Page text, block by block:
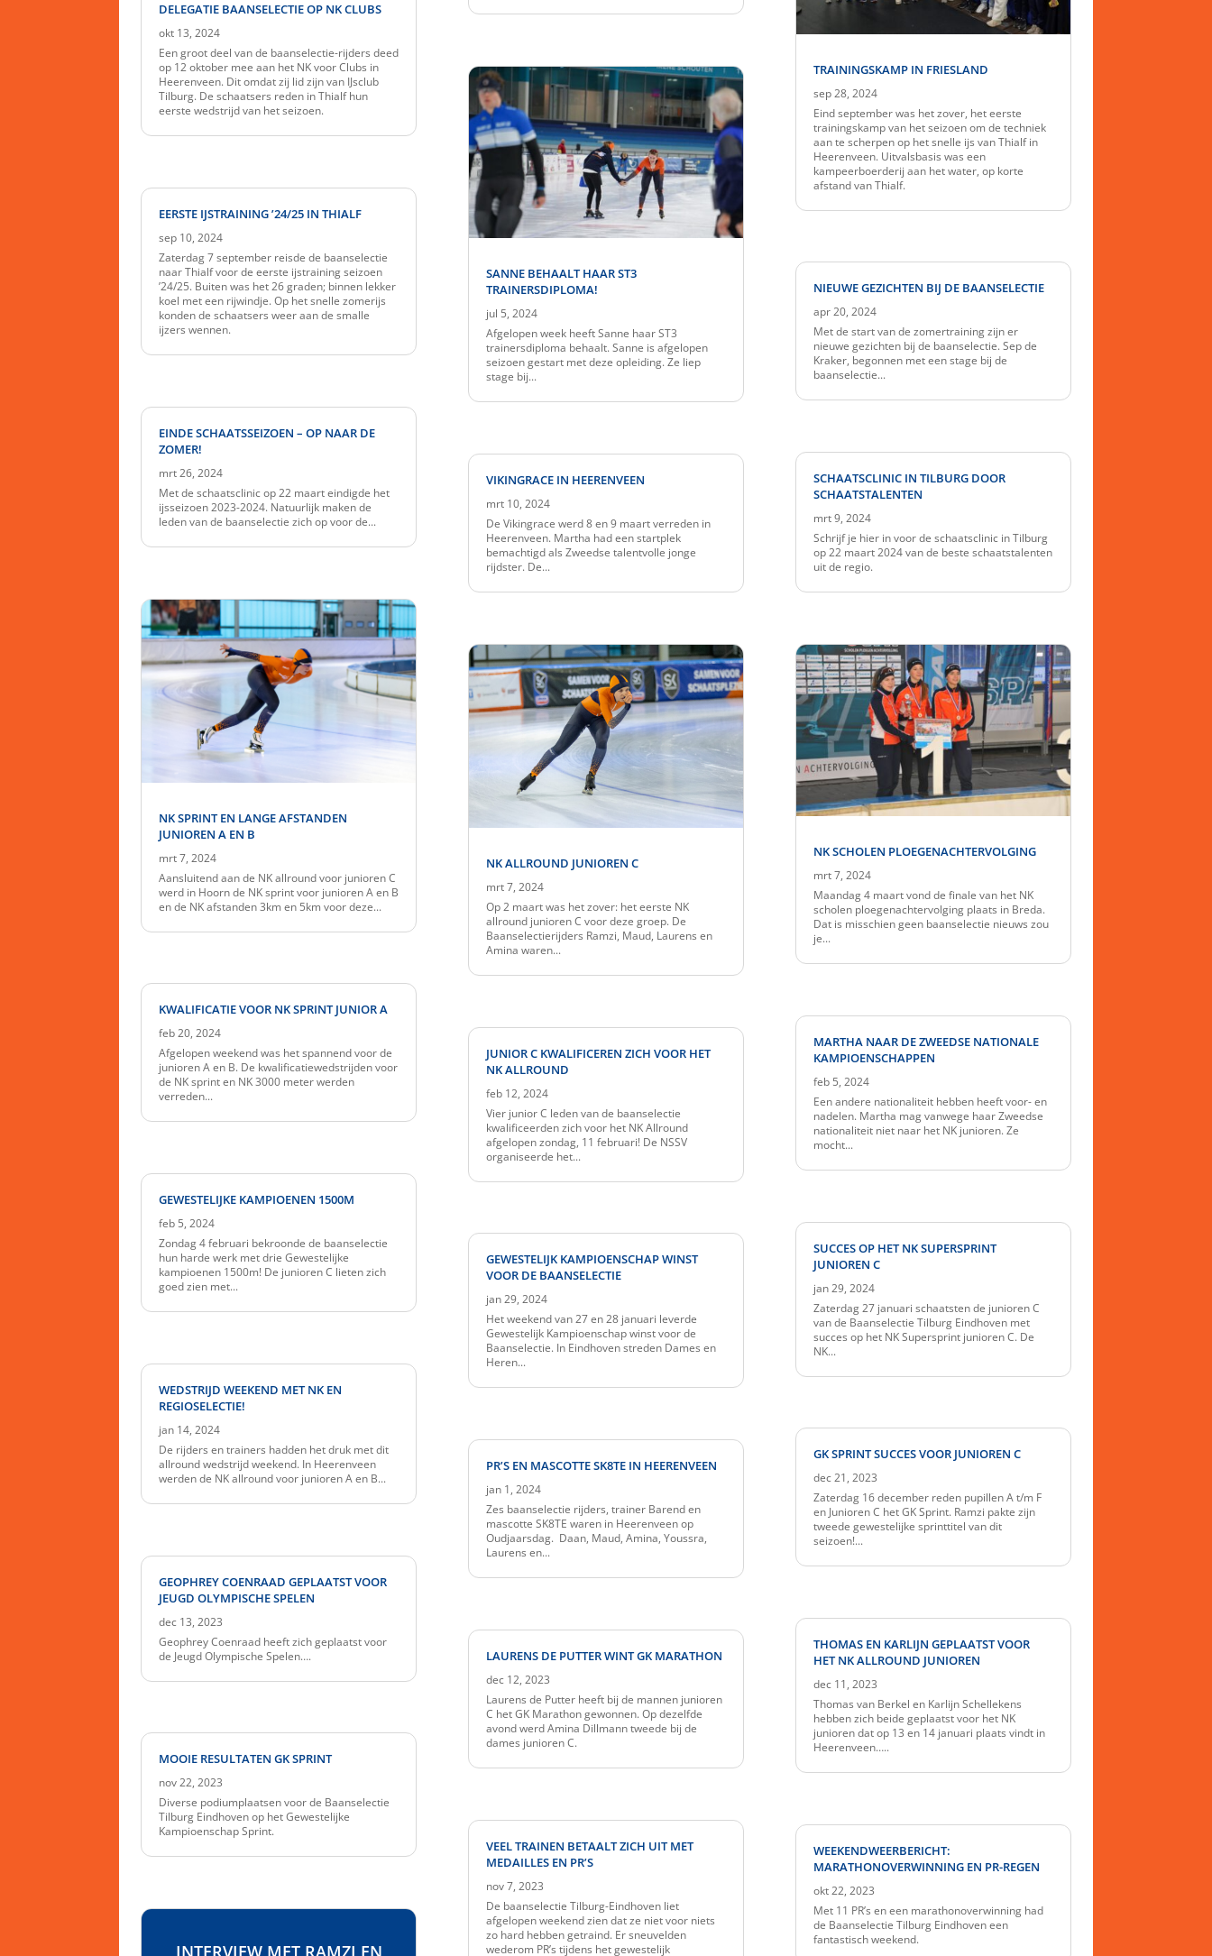
DELEGATIE BAANSELECTIE OP NK CLUBS
okt 13, 2024
Een groot deel van de baanselectie-rijders deed
op 12 oktober mee aan het NK voor Clubs in
Heerenveen. Dit omdat zij lid zijn van IJsclub
Tilburg. De schaatsers reden in Thialf hun
eerste wedstrijd van het seizoen.
EERSTE IJSTRAINING ’24/25 IN THIALF
sep 10, 2024
Zaterdag 7 september reisde de baanselectie
naar Thialf voor de eerste ijstraining seizoen
’24/25. Buiten was het 26 graden; binnen lekker
koel met een rijwindje. Op het snelle zomerijs
konden de schaatsers weer aan de smalle
ijzers wennen.
EINDE SCHAATSSEIZOEN – OP NAAR DE
ZOMER!
mrt 26, 2024
Met de schaatsclinic op 22 maart eindigde het
ijsseizoen 2023-2024. Natuurlijk maken de
leden van de baanselectie zich op voor de...
NK SPRINT EN LANGE AFSTANDEN
JUNIOREN A EN B
mrt 7, 2024
Aansluitend aan de NK allround voor junioren C
werd in Hoorn de NK sprint voor junioren A en B
en de NK afstanden 3km en 5km voor deze...
KWALIFICATIE VOOR NK SPRINT JUNIOR A
feb 20, 2024
Afgelopen weekend was het spannend voor de
junioren A en B. De kwalificatiewedstrijden voor
de NK sprint en NK 3000 meter werden
verreden...
GEWESTELIJKE KAMPIOENEN 1500M
feb 5, 2024
Zondag 4 februari bekroonde de baanselectie
hun harde werk met drie Gewestelijke
kampioenen 1500m! De junioren C lieten zich
goed zien met...
WEDSTRIJD WEEKEND MET NK EN
REGIOSELECTIE!
jan 14, 2024
De rijders en trainers hadden het druk met dit
allround wedstrijd weekend. In Heerenveen
werden de NK allround voor junioren A en B...
GEOPHREY COENRAAD GEPLAATST VOOR
JEUGD OLYMPISCHE SPELEN
dec 13, 2023
Geophrey Coenraad heeft zich geplaatst voor
de Jeugd Olympische Spelen….
MOOIE RESULTATEN GK SPRINT
nov 22, 2023
Diverse podiumplaatsen voor de Baanselectie
Tilburg Eindhoven op het Gewestelijke
Kampioenschap Sprint.
SANNE BEHAALT HAAR ST3
TRAINERSDIPLOMA!
jul 5, 2024
Afgelopen week heeft Sanne haar ST3
trainersdiploma behaalt. Sanne is afgelopen
seizoen gestart met deze opleiding. Ze liep
stage bij...
VIKINGRACE IN HEERENVEEN
mrt 10, 2024
De Vikingrace werd 8 en 9 maart verreden in
Heerenveen. Martha had een startplek
bemachtigd als Zweedse talentvolle jonge
rijdster. De...
NK ALLROUND JUNIOREN C
mrt 7, 2024
Op 2 maart was het zover: het eerste NK
allround junioren C voor deze groep. De
Baanselectierijders Ramzi, Maud, Laurens en
Amina waren...
JUNIOR C KWALIFICEREN ZICH VOOR HET
NK ALLROUND
feb 12, 2024
Vier junior C leden van de baanselectie
kwalificeerden zich voor het NK Allround
afgelopen zondag, 11 februari! De NSSV
organiseerde het...
GEWESTELIJK KAMPIOENSCHAP WINST
VOOR DE BAANSELECTIE
jan 29, 2024
Het weekend van 27 en 28 januari leverde
Gewestelijk Kampioenschap winst voor de
Baanselectie. In Eindhoven streden Dames en
Heren...
PR’S EN MASCOTTE SK8TE IN HEERENVEEN
jan 1, 2024
Zes baanselectie rijders, trainer Barend en
mascotte SK8TE waren in Heerenveen op
Oudjaarsdag. Daan, Maud, Amina, Youssra,
Laurens en...
LAURENS DE PUTTER WINT GK MARATHON
dec 12, 2023
Laurens de Putter heeft bij de mannen junioren
C het GK Marathon gewonnen. Op dezelfde
avond werd Amina Dillmann tweede bij de
dames junioren C.
VEEL TRAINEN BETAALT ZICH UIT MET
MEDAILLES EN PR’S
nov 7, 2023
De baanselectie Tilburg-Eindhoven liet
afgelopen weekend zien dat ze niet voor niets
zo hard hebben getraind. Er sneuvelden
wederom PR’s tijdens het gewestelijk
TRAININGSKAMP IN FRIESLAND
sep 28, 2024
Eind september was het zover, het eerste
trainingskamp van het seizoen om de techniek
aan te scherpen op het snelle ijs van Thialf in
Heerenveen. Uitvalsbasis was een
kampeerboerderij aan het water, op korte
afstand van Thialf.
NIEUWE GEZICHTEN BIJ DE BAANSELECTIE
apr 20, 2024
Met de start van de zomertraining zijn er
nieuwe gezichten bij de baanselectie. Sep de
Kraker, begonnen met een stage bij de
baanselectie...
SCHAATSCLINIC IN TILBURG DOOR
SCHAATSTALENTEN
mrt 9, 2024
Schrijf je hier in voor de schaatsclinic in Tilburg
op 22 maart 2024 van de beste schaatstalenten
uit de regio.
NK SCHOLEN PLOEGENACHTERVOLGING
mrt 7, 2024
Maandag 4 maart vond de finale van het NK
scholen ploegenachtervolging plaats in Breda.
Dat is misschien geen baanselectie nieuws zou
je...
MARTHA NAAR DE ZWEEDSE NATIONALE
KAMPIOENSCHAPPEN
feb 5, 2024
Een andere nationaliteit hebben heeft voor- en
nadelen. Martha mag vanwege haar Zweedse
nationaliteit niet naar het NK junioren. Ze
mocht...
SUCCES OP HET NK SUPERSPRINT
JUNIOREN C
jan 29, 2024
Zaterdag 27 januari schaatsten de junioren C
van de Baanselectie Tilburg Eindhoven met
succes op het NK Supersprint junioren C. De
NK...
GK SPRINT SUCCES VOOR JUNIOREN C
dec 21, 2023
Zaterdag 16 december reden pupillen A t/m F
en Junioren C het GK Sprint. Ramzi pakte zijn
tweede gewestelijke sprinttitel van dit
seizoen!...
THOMAS EN KARLIJN GEPLAATST VOOR
HET NK ALLROUND JUNIOREN
dec 11, 2023
Thomas van Berkel en Karlijn Schellekens
hebben zich beide geplaatst voor het NK
junioren dat op 13 en 14 januari plaats vindt in
Heerenveen…..
WEEKENDWEERBERICHT:
MARATHONOVERWINNING EN PR-REGEN
okt 22, 2023
Met 11 PR’s en een marathonoverwinning had
de Baanselectie Tilburg Eindhoven een
fantastisch weekend.